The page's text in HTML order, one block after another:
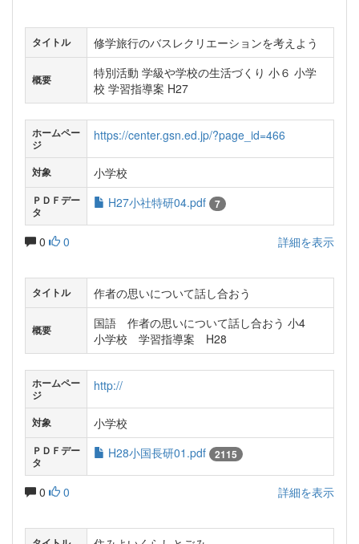
タイトル 修学旅行のバスレクリエーションを考えよう
概要
特別活動 学級や学校の生活づくり 小６ 小学
校 学習指導案 H27
ホームペー
ジ
https://center.gsn.ed.jp/?page_id=466
対象 小学校
ＰＤＦデー
タ
H27小社特研04.pdf 7
0 0 詳細を表示
タイトル 作者の思いについて話し合おう
概要
国語 作者の思いについて話し合おう 小4
小学校 学習指導案 H28
ホームペー
ジ
http://
対象 小学校
ＰＤＦデー
タ
H28小国長研01.pdf 2115
0 0 詳細を表示